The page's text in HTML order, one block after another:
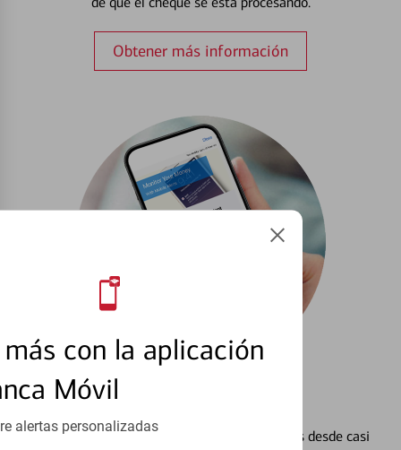
con la aplicación
Móvil
alertas personalizadas
Obtener más información
Vea cómo mantener el control de sus finanzas desde casi